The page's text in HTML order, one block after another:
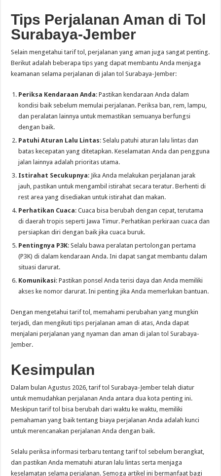
Tips Perjalanan Aman di Tol
Surabaya-Jember
Selain mengetahui tarif tol, perjalanan yang aman juga sangat penting.
Berikut adalah beberapa tips yang dapat membantu Anda menjaga
keamanan selama perjalanan di jalan tol Surabaya-Jember:
Periksa Kendaraan Anda: Pastikan kendaraan Anda dalam
kondisi baik sebelum memulai perjalanan. Periksa ban, rem, lampu,
dan peralatan lainnya untuk memastikan semuanya berfungsi
dengan baik.
Patuhi Aturan Lalu Lintas: Selalu patuhi aturan lalu lintas dan
batas kecepatan yang ditetapkan. Keselamatan Anda dan pengguna
jalan lainnya adalah prioritas utama.
Istirahat Secukupnya: Jika Anda melakukan perjalanan jarak
jauh, pastikan untuk mengambil istirahat secara teratur. Berhenti di
rest area yang disediakan untuk istirahat dan makan.
Perhatikan Cuaca: Cuaca bisa berubah dengan cepat, terutama
di daerah tropis seperti Jawa Timur. Perhatikan perkiraan cuaca dan
persiapkan diri dengan baik jika cuaca buruk.
Pentingnya P3K: Selalu bawa peralatan pertolongan pertama
(P3K) di dalam kendaraan Anda. Ini dapat sangat membantu dalam
situasi darurat.
Komunikasi: Pastikan ponsel Anda terisi daya dan Anda memiliki
akses ke nomor darurat. Ini penting jika Anda memerlukan bantuan.
Dengan mengetahui tarif tol, memahami perubahan yang mungkin
terjadi, dan mengikuti tips perjalanan aman di atas, Anda dapat
menjalani perjalanan yang nyaman dan aman di jalan tol Surabaya-
Jember.
Kesimpulan
Dalam bulan Agustus 2026, tarif tol Surabaya-Jember telah diatur
untuk memudahkan perjalanan Anda antara dua kota penting ini.
Meskipun tarif tol bisa berubah dari waktu ke waktu, memiliki
pemahaman yang baik tentang biaya perjalanan Anda adalah kunci
untuk merencanakan perjalanan Anda dengan baik.
Selalu periksa informasi terbaru tentang tarif tol sebelum berangkat,
dan pastikan Anda mematuhi aturan lalu lintas serta menjaga
keselamatan selama perjalanan. Semoga artikel ini bermanfaat bagi